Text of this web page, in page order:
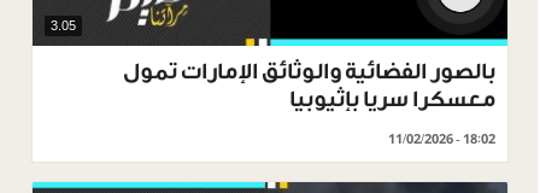
3.05
بالصور الفضائية والوثائق الإمارات تمول
معسكرا سريا بإثيوبيا
11/02/2026 - 18:02